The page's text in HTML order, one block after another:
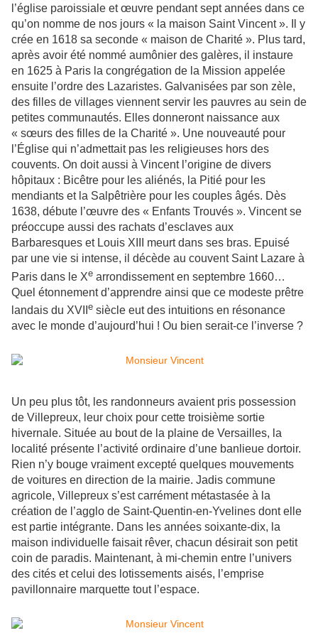
l’église paroissiale et œuvre pendant sept années dans ce
qu’on nomme de nos jours « la maison Saint Vincent ». Il y
crée en 1618 sa seconde « maison de Charité ». Plus tard,
après avoir été nommé aumônier des galères, il instaure
en 1625 à Paris la congrégation de la Mission appelée
ensuite l’ordre des Lazaristes. Galvanisées par son zèle,
des filles de villages viennent servir les pauvres au sein de
petites communautés. Elles donneront naissance aux
« sœurs des filles de la Charité ». Une nouveauté pour
l’Église qui n’admettait pas les religieuses hors des
couvents. On doit aussi à Vincent l’origine de divers
hôpitaux : Bicêtre pour les aliénés, la Pitié pour les
mendiants et la Salpêtrière pour les couples âgés. Dès
1638, débute l’œuvre des « Enfants Trouvés ». Vincent se
préoccupe aussi des rachats d’esclaves aux
Barbaresques et Louis XIII meurt dans ses bras. Epuisé
par une vie si intense, il décède au couvent Saint Lazare à
Paris dans le Xe arrondissement en septembre 1660…
Quel étonnement d’apprendre ainsi que ce modeste prêtre
landais du XVII e siècle eut des intuitions en résonance
avec le monde d’aujourd’hui ! Ou bien serait-ce l’inverse ?
Un peu plus tôt, les randonneurs avaient pris possession
de Villepreux, leur choix pour cette troisième sortie
hivernale. Située au bout de la plaine de Versailles, la
localité présente l’activité ordinaire d’une banlieue dortoir.
Rien n’y bouge vraiment excepté quelques mouvements
de voitures en direction de la mairie. Jadis commune
agricole, Villepreux s’est carrément métastasée à la
création de l’agglo de Saint-Quentin-en-Yvelines dont elle
est partie intégrante. Dans les années soixante-dix, la
maison individuelle faisait rêver, chacun désirait son petit
coin de paradis. Maintenant, à mi-chemin entre l’univers
des cités et celui des lotissements aisés, l’emprise
pavillonnaire marquette tout l’espace.